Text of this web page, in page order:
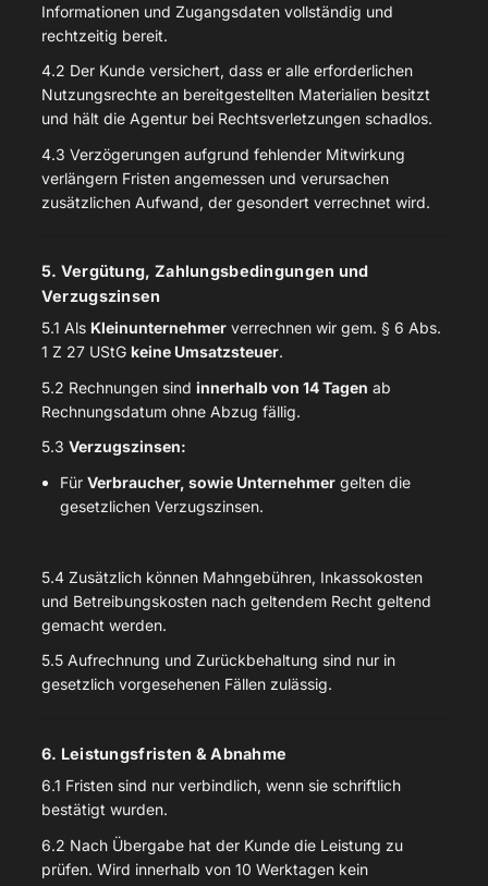
Informationen und Zugangsdaten vollständig und
rechtzeitig bereit.
4.2 Der Kunde versichert, dass er alle erforderlichen
Nutzungsrechte an bereitgestellten Materialien besitzt
und hält die Agentur bei Rechtsverletzungen schadlos.
4.3 Verzögerungen aufgrund fehlender Mitwirkung
verlängern Fristen angemessen und verursachen
zusätzlichen Aufwand, der gesondert verrechnet wird.
5. Vergütung, Zahlungsbedingungen und
Verzugszinsen
5.1 Als Kleinunternehmerverrechnen wir gem. § 6 Abs.
1 Z 27 UStG keine Umsatzsteuer.
5.2 Rechnungen sind innerhalb von 14 Tagen ab
Rechnungsdatum ohne Abzug fällig.
5.3 Verzugszinsen:
Für Verbraucher, sowie Unternehmergelten die
gesetzlichen Verzugszinsen.
5.4 Zusätzlich können Mahngebühren, Inkassokosten
und Betreibungskosten nach geltendem Recht geltend
gemacht werden.
5.5 Aufrechnung und Zurückbehaltung sind nur in
gesetzlich vorgesehenen Fällen zulässig.
6. Leistungsfristen & Abnahme
6.1 Fristen sind nur verbindlich, wenn sie schriftlich
bestätigt wurden.
6.2 Nach Übergabe hat der Kunde die Leistung zu
prüfen. Wird innerhalb von 10 Werktagen kein